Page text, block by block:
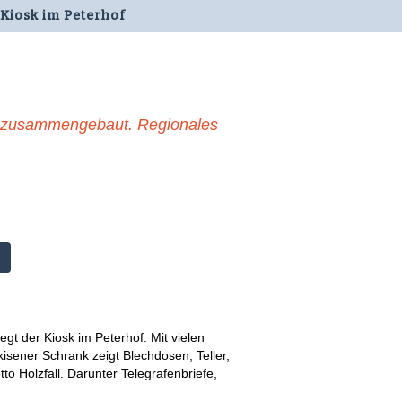
Kiosk im Peterhof
Regionales
der Kiosk im Peterhof. Mit vielen
Schrank zeigt Blechdosen, Teller,
Holzfall. Darunter Telegrafenbriefe,